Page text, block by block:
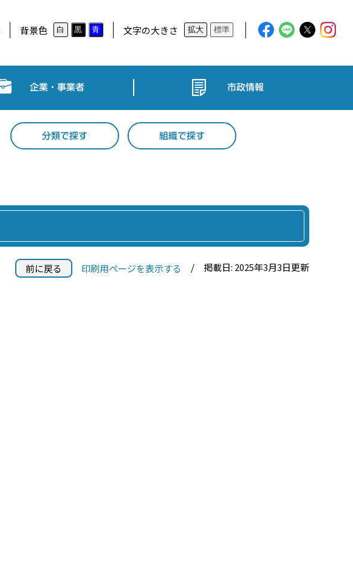
背景色 白 黒 青 文字の大きさ 拡大 標準
企業・事業者 市政情報
分類で探す 組織で探す
前に戻る 印刷用ページを表示する 掲載日: 2025年3月3日更新